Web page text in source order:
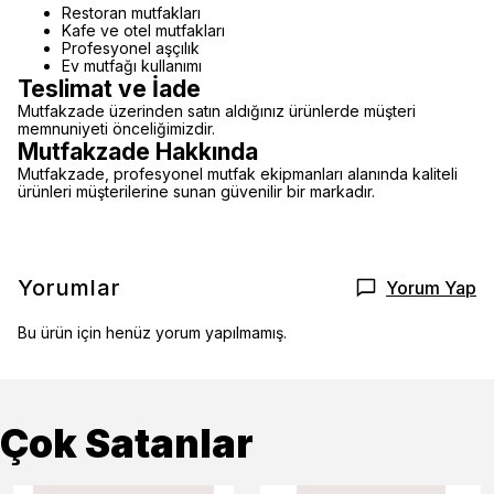
Restoran mutfakları
Kafe ve otel mutfakları
Profesyonel aşçılık
Ev mutfağı kullanımı
Teslimat ve İade
Mutfakzade üzerinden satın aldığınız ürünlerde müşteri
memnuniyeti önceliğimizdir.
Mutfakzade Hakkında
Mutfakzade, profesyonel mutfak ekipmanları alanında kaliteli
ürünleri müşterilerine sunan güvenilir bir markadır.
Yorumlar Yorum Yap
Bu ürün için henüz yorum yapılmamış.
Çok Satanlar